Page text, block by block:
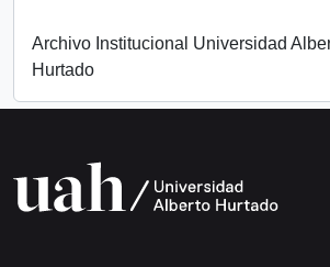
Archivo Institucional Universidad
Hurtado